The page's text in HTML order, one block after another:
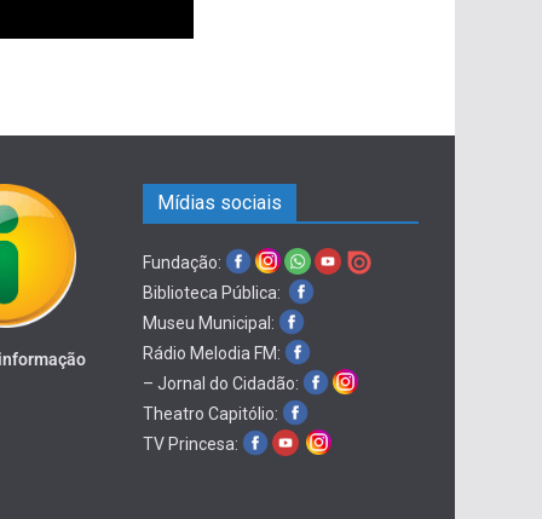
Mídias sociais
Fundação:
Biblioteca Pública:
Museu Municipal:
Rádio Melodia FM:
– Jornal do Cidadão:
Theatro Capitólio:
TV Princesa: